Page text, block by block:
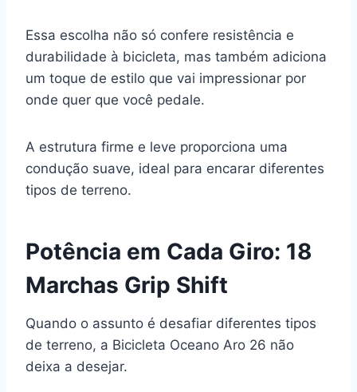
Essa escolha não só confere resistência e
durabilidade à bicicleta, mas também adiciona
um toque de estilo que vai impressionar por
onde quer que você pedale.
A estrutura firme e leve proporciona uma
condução suave, ideal para encarar diferentes
tipos de terreno.
Potência em Cada Giro: 18
Marchas Grip Shift
Quando o assunto é desafiar diferentes tipos
de terreno, a Bicicleta Oceano Aro 26 não
deixa a desejar.